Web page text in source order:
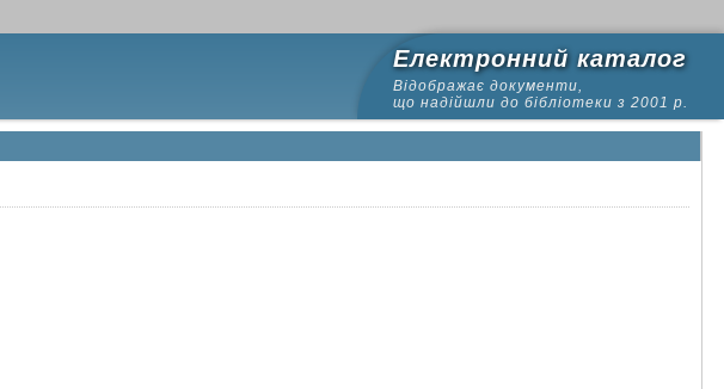
Електронний каталог
Відображає документи,
що надійшли до бібліотеки з 2001 р.